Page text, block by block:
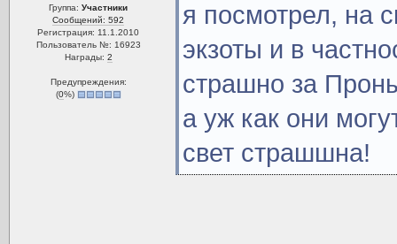
Группа:Участники
Сообщений: 592
Регистрация: 11.1.2010
Пользователь №: 16923
Награды: 2
Предупреждения:
(0%)
я посмотрел, на
экзоты и в
страшно за
а уж как они
свет страшшна!